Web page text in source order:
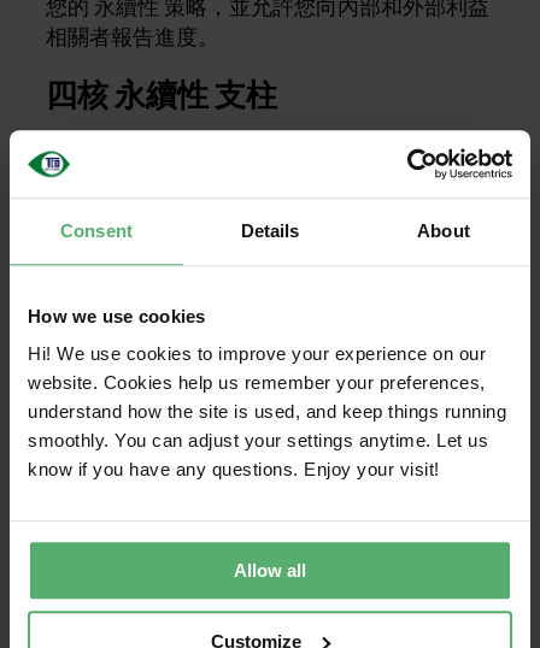
Consent Details About
How we use cookies
Hi! We use cookies to improve your experience on our
website. Cookies help us remember your preferences,
understand how the site is used, and keep things running
smoothly. You can adjust your settings anytime. Let us
know if you have any questions. Enjoy your visit!
Allow all
Customize
您的 永續性 策略，並允許您向內部和外部利益
相關者報告進度。
四核 永續性 支柱
報告生成器提供對四個核心的見解 永續性 支柱
TCO Certified:
深入瞭解您的認證 IT 產品對氣候的影響。
獲取產品碳足跡測量scope 2 和 3 排放），
並清楚瞭解您的 IT 產品組合在使用階段和
供應鏈中對氣候的影響。計算每年的排放
量以及產品使用更長時間後的減量。
物質：有害物質和更安全的替代品
明度。獲取可用於確認使用更安全化學品
（如阻燃劑、增塑劑和工藝化學品）的聲
明。這些數據支援向更安全的物質和化學
透明度的轉變，並朝著更安全、更 永續的